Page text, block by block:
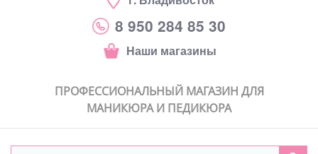
8 950 284 85 30
Наши магазины
ПРОФЕССИОНАЛЬНЫЙ МАГАЗИН ДЛЯ
МАНИКЮРА И ПЕДИКЮРА